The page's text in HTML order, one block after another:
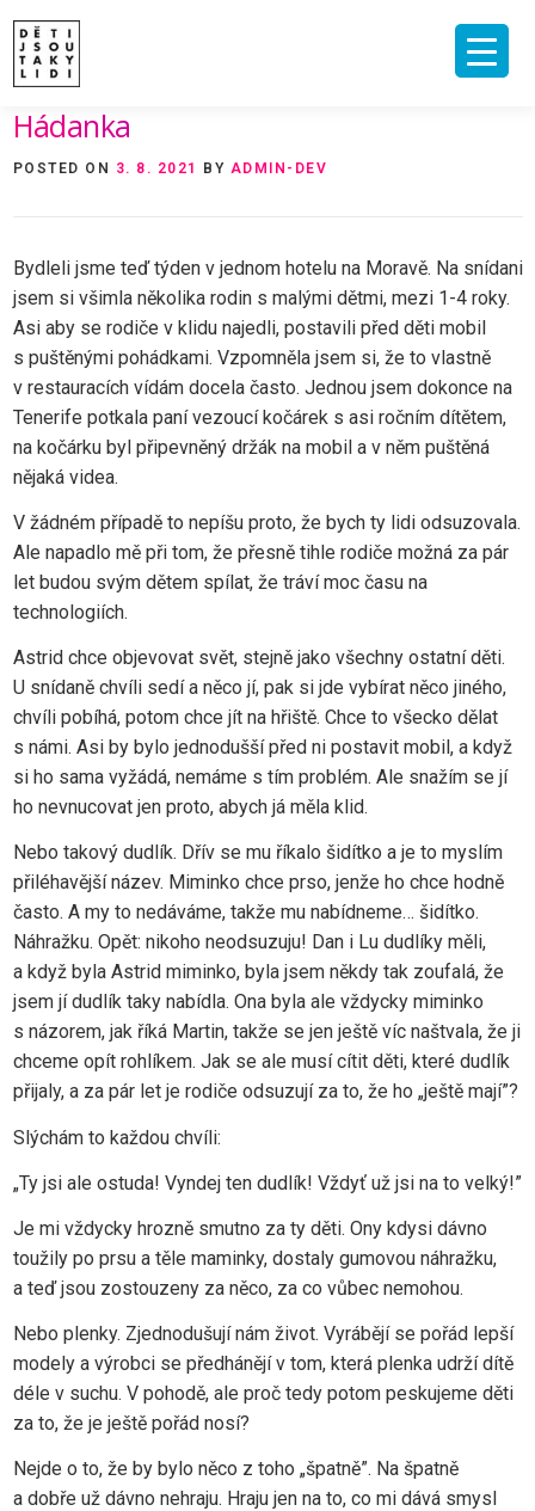
content
ÚVOD
VIDEA A ROZHOVORY
ARCHIV ČLÁNKŮ
Hádanka
POSTED ON 3. 8. 2021 BY ADMIN-DEV
Bydleli jsme teď týden v jednom hotelu na Moravě. Na snídani
jsem si všimla několika rodin s malými dětmi, mezi 1-4 roky.
Asi aby se rodiče v klidu najedli, postavili před děti mobil
s puštěnými pohádkami. Vzpomněla jsem si, že to vlastně
v restauracích vídám docela často. Jednou jsem dokonce na
Tenerife potkala paní vezoucí kočárek s asi ročním dítětem,
na kočárku byl připevněný držák na mobil a v něm puštěná
nějaká videa.
V žádném případě to nepíšu proto, že bych ty lidi odsuzovala.
Ale napadlo mě při tom, že přesně tihle rodiče možná za pár
let budou svým dětem spílat, že tráví moc času na
technologiích.
Astrid chce objevovat svět, stejně jako všechny ostatní děti.
U snídaně chvíli sedí a něco jí, pak si jde vybírat něco jiného,
chvíli pobíhá, potom chce jít na hřiště. Chce to všecko dělat
s námi. Asi by bylo jednodušší před ni postavit mobil, a když
si ho sama vyžádá, nemáme s tím problém. Ale snažím se jí
ho nevnucovat jen proto, abych já měla klid.
Nebo takový dudlík. Dřív se mu říkalo šidítko a je to myslím
přiléhavější název. Miminko chce prso, jenže ho chce hodně
často. A my to nedáváme, takže mu nabídneme… šidítko.
Náhražku. Opět: nikoho neodsuzuju! Dan i Lu dudlíky měli,
a když byla Astrid miminko, byla jsem někdy tak zoufalá, že
jsem jí dudlík taky nabídla. Ona byla ale vždycky miminko
s názorem, jak říká Martin, takže se jen ještě víc naštvala, že ji
chceme opít rohlíkem. Jak se ale musí cítit děti, které dudlík
přijaly, a za pár let je rodiče odsuzují za to, že ho „ještě mají”?
Slýchám to každou chvíli:
„Ty jsi ale ostuda! Vyndej ten dudlík! Vždyť už jsi na to velký!”
Je mi vždycky hrozně smutno za ty děti. Ony kdysi dávno
toužily po prsu a těle maminky, dostaly gumovou náhražku,
a teď jsou zostouzeny za něco, za co vůbec nemohou.
Nebo plenky. Zjednodušují nám život. Vyrábějí se pořád lepší
modely a výrobci se předhánějí v tom, která plenka udrží dítě
déle v suchu. V pohodě, ale proč tedy potom peskujeme děti
za to, že je ještě pořád nosí?
Nejde o to, že by bylo něco z toho „špatně”. Na špatně
a dobře už dávno nehraju. Hraju jen na to, co mi dává smysl